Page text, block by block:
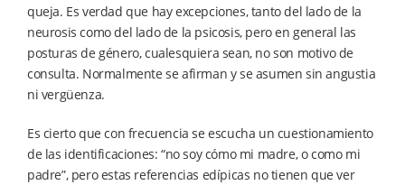
queja. Es verdad que hay excepciones, tanto del lado de la
neurosis como del lado de la psicosis, pero en general las
posturas de género, cualesquiera sean, no son motivo de
consulta. Normalmente se afirman y se asumen sin angustia
ni vergüenza.
Es cierto que con frecuencia se escucha un cuestionamiento
de las identificaciones: “no soy cómo mi madre, o como mi
padre”, pero estas referencias edípicas no tienen que ver